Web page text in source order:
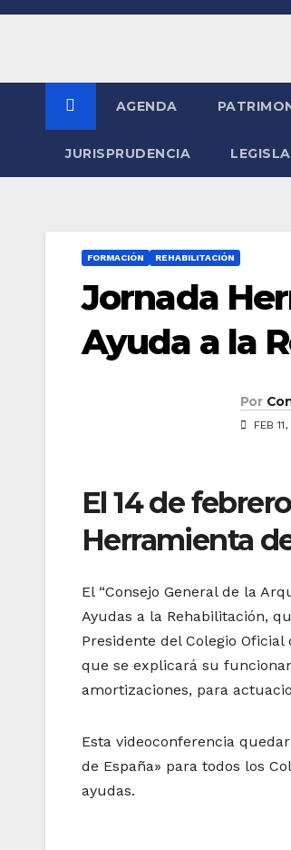
Saltar
AGENDA
JURISPRUDENCIA
FORMACIÓN REHABILITACIÓN
Jornada
Ayuda a la
Por
FEB
El 14 de
Herramienta
El “Consejo General de la
Ayudas a la Rehabilitación,
Presidente del Colegio
que se explicará su
amortizaciones, para
Esta videoconferencia
de España» para todos los
ayudas.